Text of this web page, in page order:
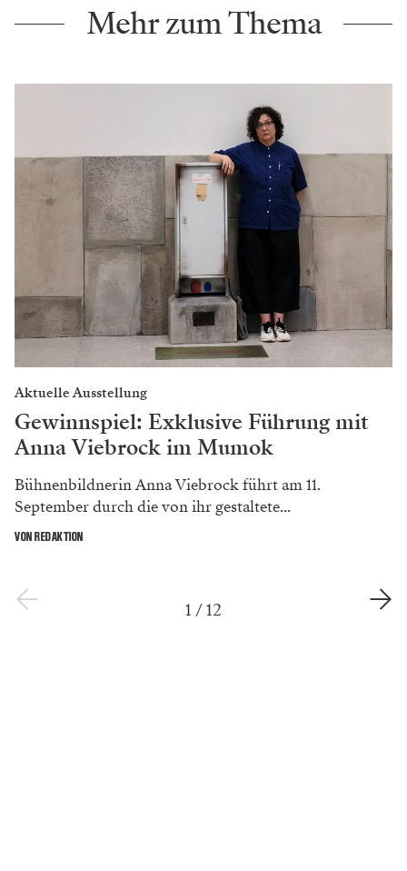
Mehr zum Thema
Aktuelle Ausstellung
Gewinnspiel: Exklusive Führung mit
Anna Viebrock im Mumok
Bühnenbildnerin Anna Viebrock führt am 11.
September durch die von ihr gestaltete...
VON REDAKTION
1 /12